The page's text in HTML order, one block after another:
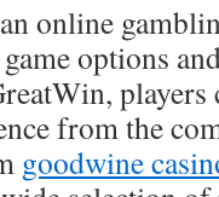
online
options
players
from the
goodwine